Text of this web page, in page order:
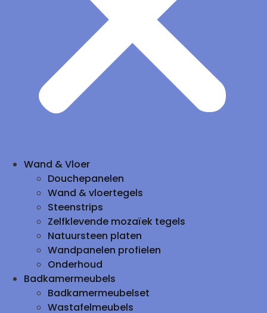
Wand & Vloer
Douchepanelen
Wand & vloertegels
Steenstrips
Zelfklevende mozaïek tegels
Natuursteen platen
Wandpanelen profielen
Onderhoud
Badkamermeubels
Badkamermeubelset
Wastafelmeubels